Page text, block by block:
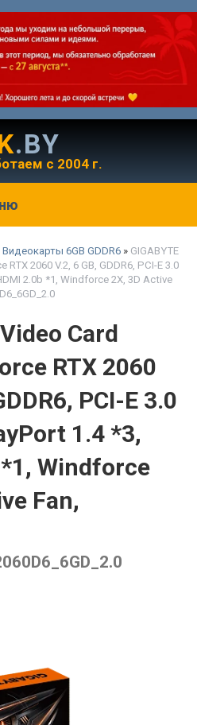
.BY
с 2004 г.
Видеокарты 6GB GDDR6 » GIGABYTE
2060 V.2, 6 GB, GDDR6, PCI-E 3.0
2.0b *1, Windforce 2X, 3D Active
Card
RTX 2060
PCI-E 3.0
1.4 *3,
Windforce
Fan,